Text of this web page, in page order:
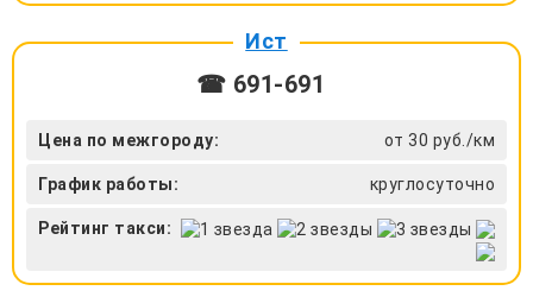
Ист
☎ 691-691
Цена по межгороду: от 30 руб./км
График работы: круглосуточно
Рейтинг такси: